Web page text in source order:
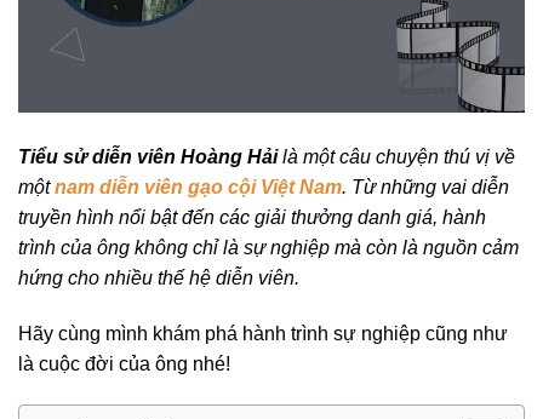
Tiểu sử diễn viên Hoàng Hảilà một câu chuyện thú vị về
mộtnam diễn viên gạo cội Việt Nam. Từ những vai diễn
truyền hình nổi bật đến các giải thưởng danh giá, hành
trình của ông không chỉ là sự nghiệp mà còn là nguồn cảm
hứng cho nhiều thế hệ diễn viên.
Hãy cùng mình khám phá hành trình sự nghiệp cũng như
là cuộc đời của ông nhé!